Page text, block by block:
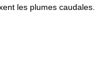
les plumes caudales.